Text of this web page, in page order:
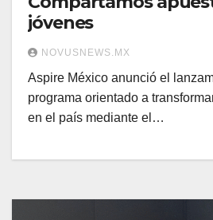
jóvenes
NOVUSNEWS.MX
Aspire México anunció el
programa orientado a
en el país mediante el…